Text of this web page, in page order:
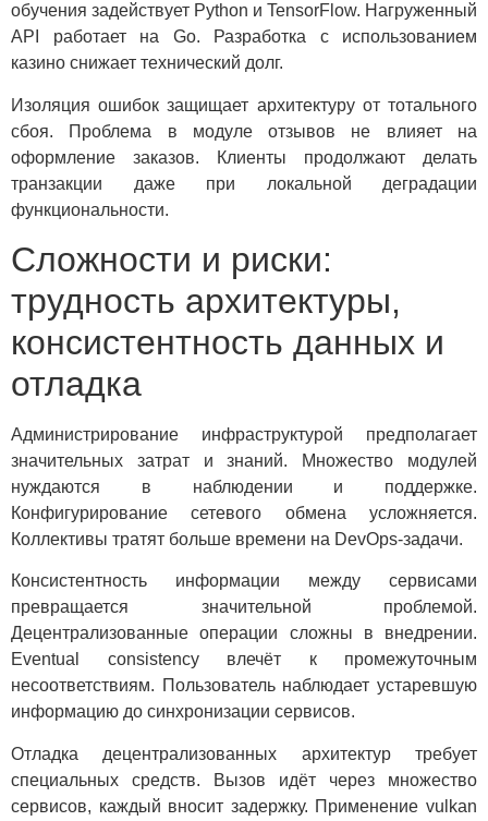
обучения задействует Python и TensorFlow. Нагруженный
API работает на Go. Разработка с использованием
казино снижает технический долг.
Изоляция ошибок защищает архитектуру от тотального
сбоя. Проблема в модуле отзывов не влияет на
оформление заказов. Клиенты продолжают делать
транзакции даже при локальной деградации
функциональности.
Сложности и риски:
трудность архитектуры,
консистентность данных и
отладка
Администрирование инфраструктурой предполагает
значительных затрат и знаний. Множество модулей
нуждаются в наблюдении и поддержке.
Конфигурирование сетевого обмена усложняется.
Коллективы тратят больше времени на DevOps-задачи.
Консистентность информации между сервисами
превращается значительной проблемой.
Децентрализованные операции сложны в внедрении.
Eventual consistency влечёт к промежуточным
несоответствиям. Пользователь наблюдает устаревшую
информацию до синхронизации сервисов.
Отладка децентрализованных архитектур требует
специальных средств. Вызов идёт через множество
сервисов, каждый вносит задержку. Применение vulkan